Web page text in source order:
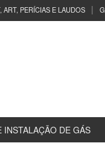
ART, PERÍCIAS E LAUDOS
INSTALAÇÃO DE GÁS